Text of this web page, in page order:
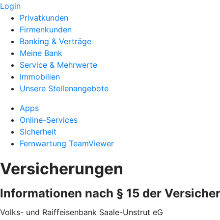
Login
Privatkunden
Firmenkunden
Banking & Verträge
Meine Bank
Service & Mehrwerte
Immobilien
Unsere Stellenangebote
Apps
Online-Services
Sicherheit
Fernwartung TeamViewer
Versicherungen
Informationen nach § 15 der
Volks- und Raiffeisenbank Saale-Unstrut eG